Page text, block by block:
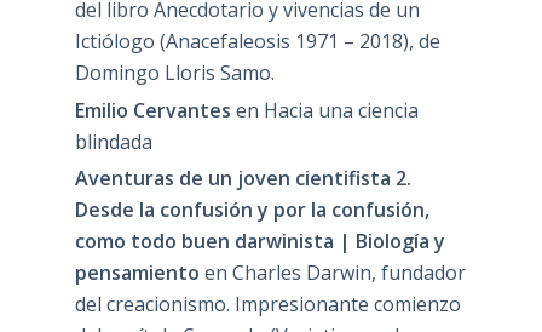
del libro Anecdotario y vivencias de un
Ictiólogo (Anacefaleosis 1971 – 2018), de
Domingo Lloris Samo.
Emilio Cervantes en Hacia una ciencia
blindada
Aventuras de un joven cientifista 2.
Desde la confusión y por la confusión,
como todo buen darwinista | Biología y
pensamiento en Charles Darwin, fundador
del creacionismo. Impresionante comienzo